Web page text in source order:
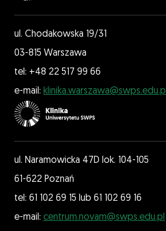
ul. Chodakowska 19/31
03-815 Warszawa
tel: +48 22 517 99 66
e-mail: klinika.warszawa@swps.edu.pl
ul. Naramowicka 47D lok. 104-105
61-622 Poznań
tel: 61 102 69 15 lub 61 102 69 16
e-mail: centrum.novam@swps.edu.pl